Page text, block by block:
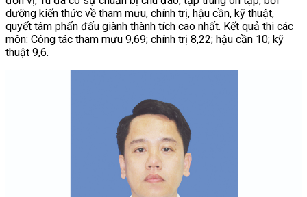
dưỡng kiến thức về tham mưu, chính trị, hậu cần, kỹ thuật,
quyết tâm phấn đấu giành thành tích cao nhất. Kết quả thi các
môn: Công tác tham mưu 9,69; chính trị 8,22; hậu cần 10; kỹ
thuật 9,6.